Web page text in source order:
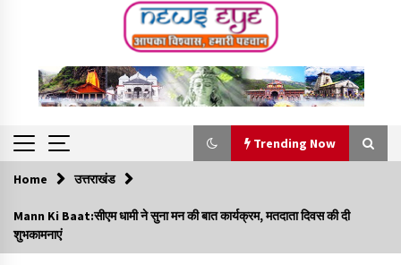
Trending Now
Trending Now
कार्यक्रम में शामिल हुए सीएम,आधुनिक मदरसों का नाम अब्दुल कलाम के नाम
Home उत्तराखंड
Mann Ki Baat:सीएम धामी ने सुना मन की बात कार्यक्रम, मतदाता दिवस की दी
शुभकामनाएं